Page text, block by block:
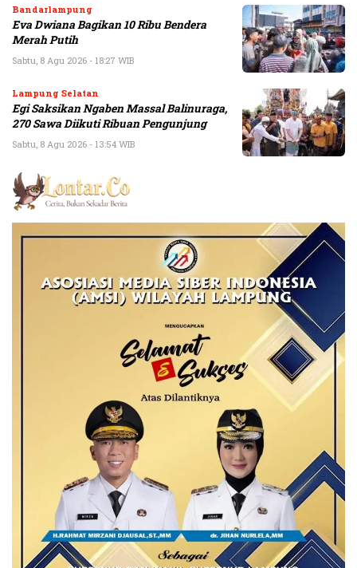
Bandarlampung
Eva Dwiana Bagikan 10 Ribu Bendera
Merah Putih
Sabtu, 8 Agu 2026 - 18:27 WIB
Lampung Selatan
Egi Saksikan Ngaben Massal Balinuraga,
270 Sawa Diikuti Ribuan Pengunjung
Sabtu, 8 Agu 2026 - 13:54 WIB